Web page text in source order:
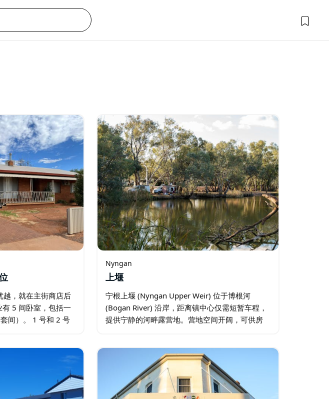
越，就在主街商店后
5 间卧室，包括一
间）。 1 号和 2 号
Nyngan
上堰
宁根上堰 (Nyngan Upper Weir) 位于博根河
(Bogan River) 沿岸，距离镇中心仅需短暂车程，
提供宁静的河畔露营地。营地空间开阔，可供房